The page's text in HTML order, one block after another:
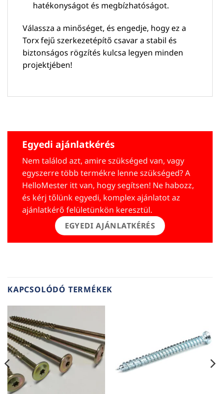
hatékonyságot és megbízhatóságot.
Válassza a minőséget, és engedje, hogy ez a
Torx fejű szerkezetépítő csavar a stabil és
biztonságos rögzítés kulcsa legyen minden
projektjében!
Egyedi ajánlatkérés
Nem találod azt, amire szükséged van, vagy
egyszerre több termékre lenne szükséged? A
HelloMester itt van, hogy segítsen! Ne habozz,
és kérj tőlünk egyedi, komplex ajánlatot az
ajánlatkérő felületünkön keresztül.
EGYEDI AJÁNLATKÉRÉS
KAPCSOLÓDÓ TERMÉKEK